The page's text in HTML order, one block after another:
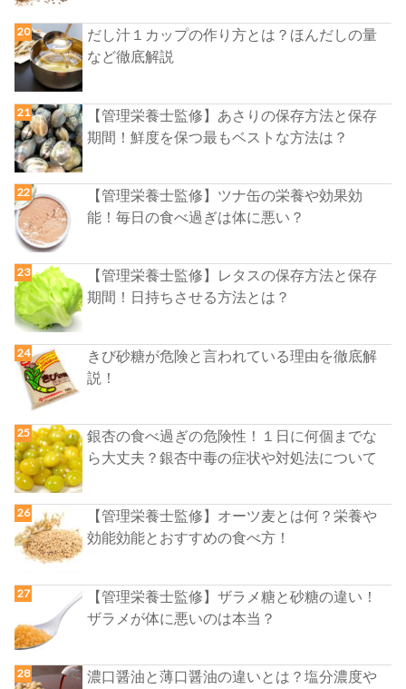
だし汁１カップの作り方とは？ほんだしの量
など徹底解説
【管理栄養士監修】あさりの保存方法と保存
期間！鮮度を保つ最もベストな方法は？
【管理栄養士監修】ツナ缶の栄養や効果効
能！毎日の食べ過ぎは体に悪い？
【管理栄養士監修】レタスの保存方法と保存
期間！日持ちさせる方法とは？
きび砂糖が危険と言われている理由を徹底解
説！
銀杏の食べ過ぎの危険性！１日に何個までな
ら大丈夫？銀杏中毒の症状や対処法について
【管理栄養士監修】オーツ麦とは何？栄養や
効能効能とおすすめの食べ方！
【管理栄養士監修】ザラメ糖と砂糖の違い！
ザラメが体に悪いのは本当？
濃口醤油と薄口醤油の違いとは？塩分濃度や